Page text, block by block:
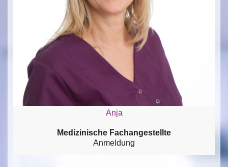
Anja
Medizinische Fachangestellte
Anmeldung